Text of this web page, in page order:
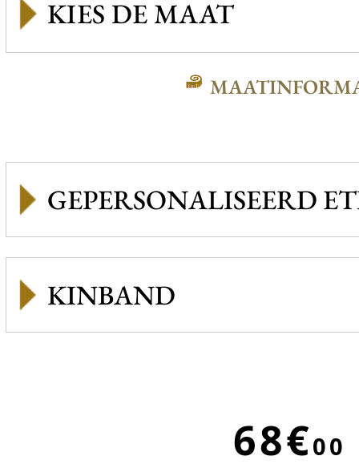
GEPERSONALISEERD
KINBAND
68€00